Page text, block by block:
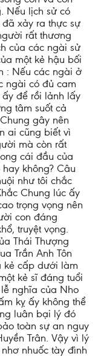
Nếu lịch sử có
xảy ra thực sự
rất thương
của các ngài sử
một kẻ hậu bối
: Nếu các ngài ở
ngài có đủ cam
để rồi lảnh lấy
tâm suốt cả
gây nên
ai cũng biết vì
mà còn rất
cái đầu của
không? Câu
như tôi chắc
Chung lúc ấy
trọng vọng nên
con đáng
truyệt vọng.
Thái Thượng
Trần Anh Tôn
kẻ cấp dưới làm
kẻ sĩ đáng tuổi
nghĩa của Nho
kỵ ấy không thể
luân bại lý đó
toàn sự an nguy
Trân. Vậy vì lý
nhuốc tày đình